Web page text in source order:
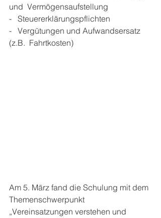
und  Vermögensaufstellung
-   Steuererklärungspflichten
-   Vergütungen und Aufwandsersatz
(z.B.  Fahrtkosten)
Am 5. März fand die Schulung mit dem
Themenschwerpunkt
„Vereinsatzungen verstehen und